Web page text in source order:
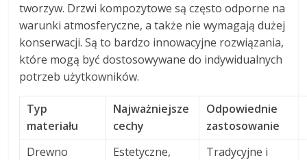
tworzyw. Drzwi kompozytowe są często odporne na
warunki atmosferyczne, a także nie wymagają dużej
konserwacji. Są to bardzo innowacyjne rozwiązania,
które mogą być dostosowywane do indywidualnych
potrzeb użytkowników.
Typ
materiału
Najważniejsze
cechy
Odpowiednie
zastosowanie
Drewno
Estetyczne,
Tradycyjne i